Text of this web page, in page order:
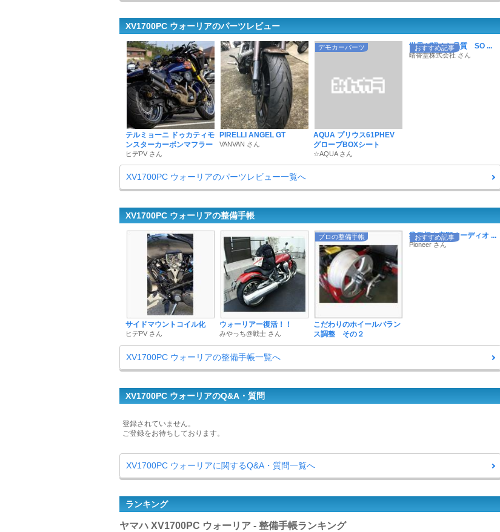
XV1700PC ウォーリアのパーツレビュー
テルミョーニ ドゥカティモ
ンスターカーボンマフラー
ヒデPV さん
PIRELLI ANGEL GT
VANVAN さん
デモカーパーツ
AQUA プリウス61PHEV
グローブBOXシート
☆AQUA さん
おすすめ記事
世界が認めた品質 SO ...
晴香堂株式会社 さん
XV1700PC ウォーリアのパーツレビュー一覧へ
XV1700PC ウォーリアの整備手帳
サイドマウントコイル化
ヒデPV さん
ウォーリアー復活！！
みやっち@戦士 さん
プロの整備手帳
こだわりのホイールバラン
ス調整 その２
おすすめ記事
業界初！空間オーディオ ...
Pioneer さん
XV1700PC ウォーリアの整備手帳一覧へ
XV1700PC ウォーリアのQ&A・質問
登録されていません。
ご登録をお待ちしております。
XV1700PC ウォーリアに関するQ&A・質問一覧へ
ランキング
ヤマハ XV1700PC ウォーリア - 整備手帳ランキング